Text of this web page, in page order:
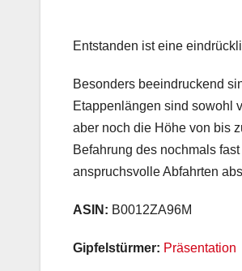
Entstanden ist eine
Besonders beeindruckend
Etappenlängen sind sowohl
aber noch die Höhe von bis
Befahrung des nochmals
anspruchsvolle Abfahrten
ASIN: B0012ZA96M
Gipfelstürmer: Präsentation